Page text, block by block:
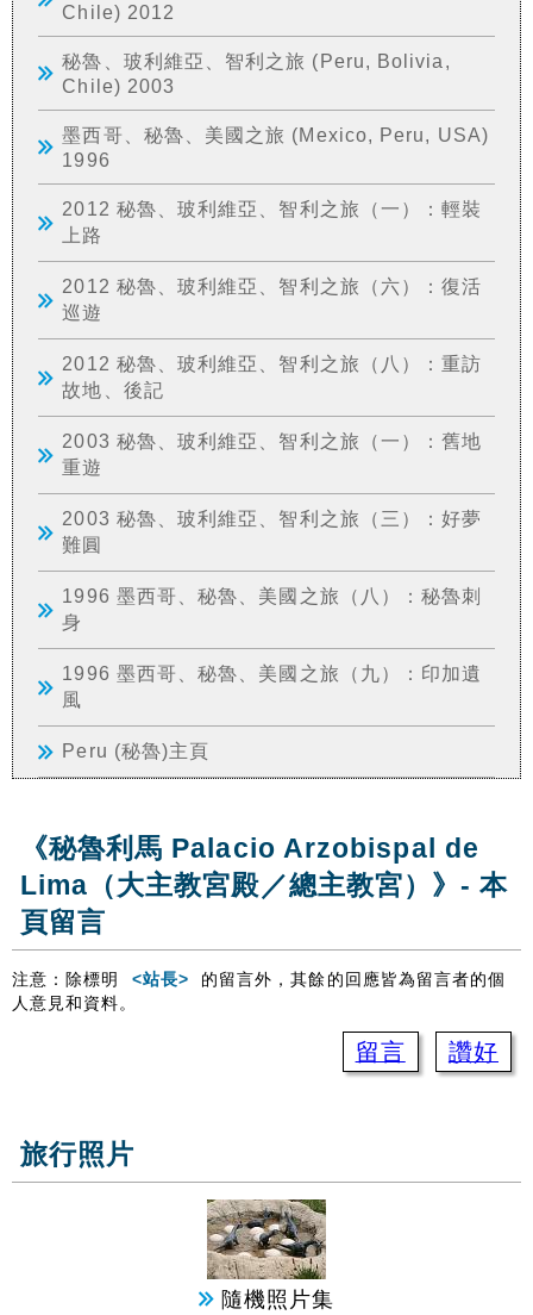
Chile) 2012
秘魯、玻利維亞、智利之旅 (Peru, Bolivia,
Chile) 2003
墨西哥、秘魯、美國之旅 (Mexico, Peru, USA)
1996
2012 秘魯、玻利維亞、智利之旅（一）：輕裝
上路
2012 秘魯、玻利維亞、智利之旅（六）：復活
巡遊
2012 秘魯、玻利維亞、智利之旅（八）：重訪
故地、後記
2003 秘魯、玻利維亞、智利之旅（一）：舊地
重遊
2003 秘魯、玻利維亞、智利之旅（三）：好夢
難圓
1996 墨西哥、秘魯、美國之旅（八）：秘魯刺
身
1996 墨西哥、秘魯、美國之旅（九）：印加遺
風
Peru (秘魯)主頁
《秘魯利馬 Palacio Arzobispal de
Lima（大主教宮殿／總主教宮）》- 本
頁留言
注意：除標明 <站長>
的留言外，其餘的回應皆為留言者的個
人意見和資料。
留言 讚好
旅行照片
隨機照片集